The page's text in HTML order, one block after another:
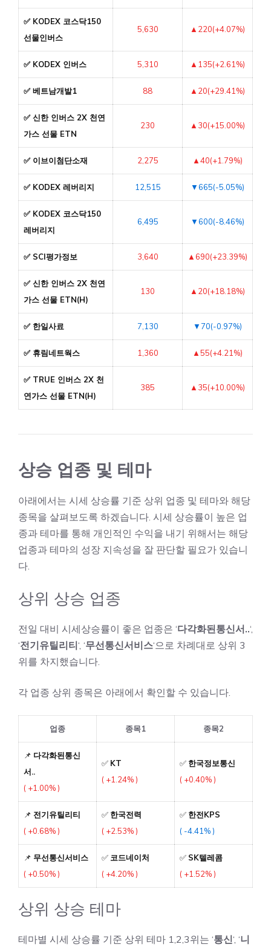
✅ KODEX 코스닥150
선물인버스
5,630 ▲220(+4.07%)
✅ KODEX 인버스 5,310 ▲135(+2.61%)
✅ 베트남개발1 88 ▲20(+29.41%)
✅ 신한 인버스 2X 천연
가스 선물 ETN
230 ▲30(+15.00%)
✅ 이브이첨단소재 2,275 ▲40(+1.79%)
✅ KODEX 레버리지 12,515 ▼665(-5.05%)
✅ KODEX 코스닥150
레버리지
6,495 ▼600(-8.46%)
✅ SCI평가정보 3,640 ▲690(+23.39%)
✅ 신한 인버스 2X 천연
가스 선물 ETN(H)
130 ▲20(+18.18%)
✅ 한일사료 7,130 ▼70(-0.97%)
✅ 휴림네트웍스 1,360 ▲55(+4.21%)
✅ TRUE 인버스 2X 천
연가스 선물 ETN(H)
385 ▲35(+10.00%)
상승 업종 및 테마
아래에서는 시세 상승률 기준 상위 업종 및 테마와 해당
종목을 살펴보도록 하겠습니다. 시세 상승률이 높은 업
종과 테마를 통해 개인적인 수익을 내기 위해서는 해당
업종과 테마의 성장 지속성을 잘 판단할 필요가 있습니
다.
상위 상승 업종
전일 대비 시세상승률이 좋은 업종은 ‘다각화된통신서..‘,
‘전기유틸리티‘, ‘무선통신서비스‘으로 차례대로 상위 3
위를 차지했습니다.
각 업종 상위 종목은 아래에서 확인할 수 있습니다.
업종 종목1 종목2
📌 다각화된통신
서..
( +1.00% )
✅ KT
( +1.24% )
✅ 한국정보통신
( +0.40% )
📌 전기유틸리티
( +0.68% )
✅ 한국전력
( +2.53% )
✅ 한전KPS
( -4.41% )
📌 무선통신서비스
( +0.50% )
✅ 코드네이처
( +4.20% )
✅ SK텔레콤
( +1.52% )
상위 상승 테마
테마별 시세 상승률 기준 상위 테마 1,2,3위는 ‘통신‘, ‘니